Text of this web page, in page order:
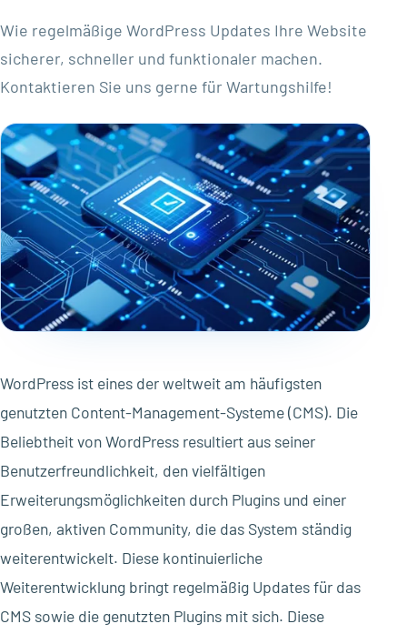
Wie regelmäßige WordPress Updates Ihre Website
sicherer, schneller und funktionaler machen.
Kontaktieren Sie uns gerne für Wartungshilfe!
WordPress ist eines der weltweit am häufigsten
genutzten Content-Management-Systeme (CMS). Die
Beliebtheit von WordPress resultiert aus seiner
Benutzerfreundlichkeit, den vielfältigen
Erweiterungsmöglichkeiten durch Plugins und einer
großen, aktiven Community, die das System ständig
weiterentwickelt. Diese kontinuierliche
Weiterentwicklung bringt regelmäßig Updates für das
CMS sowie die genutzten Plugins mit sich. Diese